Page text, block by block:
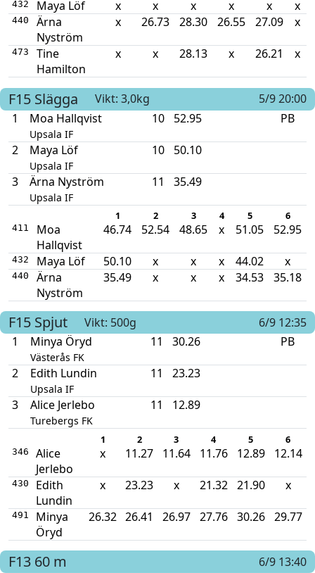
432 Maya Löf x x x x x x
440
Ärna
Nyström
x 26.73 28.30 26.55 27.09 x
473
Tine
Hamilton
x x 28.13 x 26.21 x
F15 Slägga Vikt: 3,0kg
5/9 20:00
1
Moa Hallqvist
Upsala IF
10 52.95 PB
2 Maya Löf
Upsala IF
10 50.10
3 Ärna Nyström
Upsala IF
11 35.49
1 2 3 4 5 6
411
Moa
Hallqvist
46.74 52.54 48.65 x 51.05 52.95
432 Maya Löf 50.10 x x x 44.02 x
440
Ärna
Nyström
35.49 x x x 34.53 35.18
F15 Spjut Vikt: 500g
6/9 12:35
1
Minya Öryd
Västerås FK
11 30.26 PB
2 Edith Lundin
Upsala IF
11 23.23
3 Alice Jerlebo
Turebergs FK
11 12.89
1 2 3 4 5 6
346
Alice
Jerlebo
x 11.27 11.64 11.76 12.89 12.14
430
Edith
Lundin
x 23.23 x 21.32 21.90 x
491
Minya
Öryd
26.32 26.41 26.97 27.76 30.26 29.77
F13 60 m
6/9 13:40